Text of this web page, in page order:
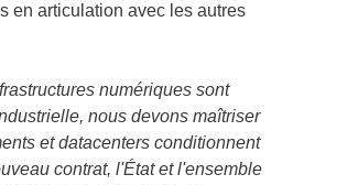
en articulation avec les autres
numériques sont
nous devons maîtriser
et datacenters conditionnent
contrat, l'État et l'ensemble